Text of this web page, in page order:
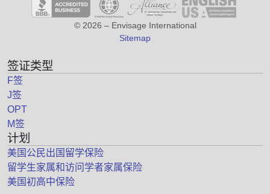
© 2026 – Envisage International
Sitemap
签证类型
F签
J签
OPT
M签
计划
美国公民出国留学保险
留学生家属和访问学者家属保险
美国初高中保险